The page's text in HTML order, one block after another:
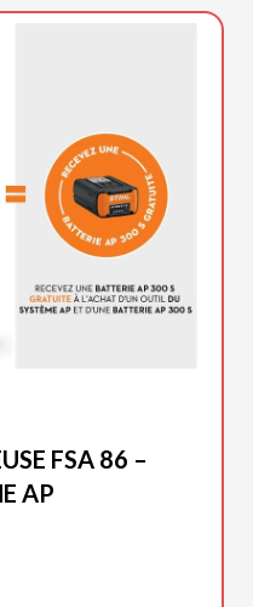
FSA 86 –
AP